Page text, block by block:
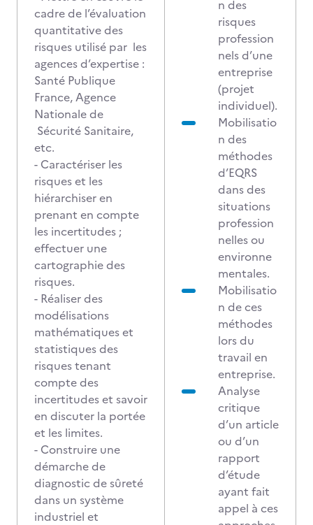
cadre de l’évaluation
quantitative des
risques utilisé par les
agences d’expertise :
Santé Publique
France, Agence
Nationale de
Sécurité Sanitaire,
etc.
- Caractériser les
risques et les
hiérarchiser en
prenant en compte
les incertitudes ;
effectuer une
cartographie des
risques.
- Réaliser des
modélisations
mathématiques et
statistiques des
risques tenant
compte des
incertitudes et savoir
en discuter la portée
et les limites.
- Construire une
démarche de
diagnostic de sûreté
dans un système
industriel et
n des
risques
profession
nels d’une
entreprise
(projet
individuel).
Mobilisatio
n des
méthodes
d’EQRS
dans des
situations
profession
nelles ou
environne
mentales.
Mobilisatio
n de ces
méthodes
lors du
travail en
entreprise.
Analyse
critique
d’un article
ou d’un
rapport
d’étude
ayant fait
appel à ces